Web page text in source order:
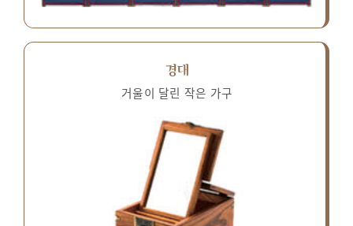
경대
거울이 달린 작은 가구